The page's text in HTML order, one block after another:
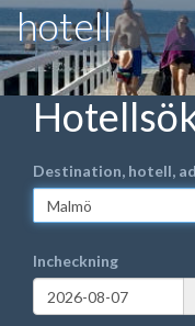
hotell
Destination, hotell,
Incheckning